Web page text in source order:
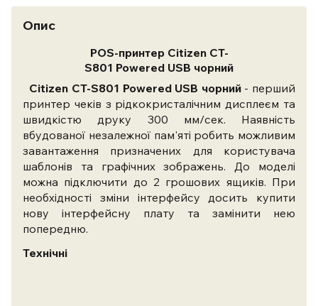
Опис
POS-принтер Citizen CT-
S801 Powered USB чорний
Citizen CT-S801 Powered USB чорний - перший
принтер чеків з рідкокристалічним дисплеєм та
швидкістю друку 300 мм/сек. Наявність
вбудованої незалежної пам'яті робить можливим
завантаження призначених для користувача
шаблонів та графічних зображень. До моделі
можна підключити до 2 грошових ящиків. При
необхідності зміни інтерфейсу досить купити
нову інтерфейсну плату та замінити нею
попередню.
Технічні